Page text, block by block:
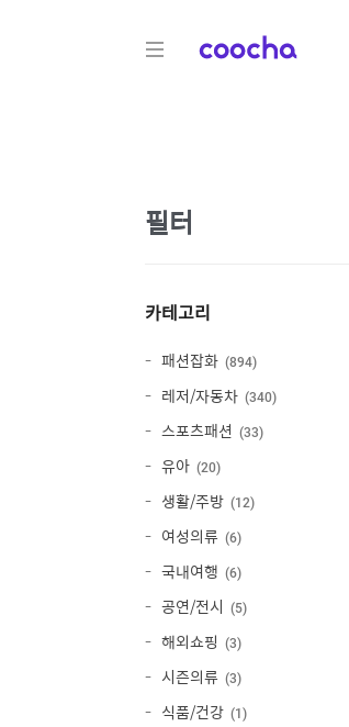
COOCHA
필터
카테고리
패션잡화 894
레저/자동차 340
스포츠패션 33
유아 20
생활/주방 12
여성의류 6
국내여행 6
공연/전시 5
해외쇼핑 3
시즌의류 3
식품/건강 1